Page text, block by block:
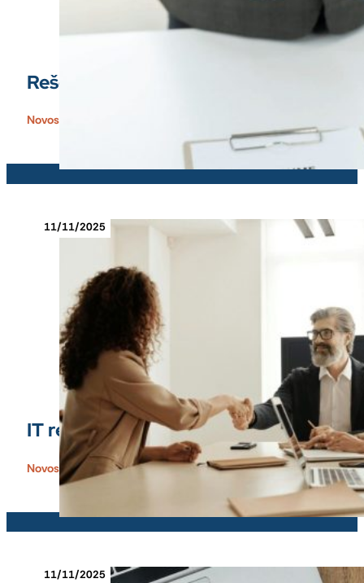
Rešenja za zapošljavanje
Novosti People Focus
IT regrutacioni konsultanti ili interno
Novosti People Focus
11/11/2025
11/11/2025